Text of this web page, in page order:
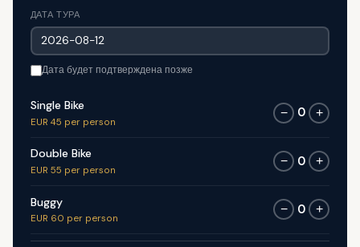
ДАТА ТУРА
Дата будет подтверждена позже
Single Bike
EUR 45 per person
− 0 +
Double Bike
EUR 55 per person
− 0 +
Buggy
EUR 60 per person
− 0 +